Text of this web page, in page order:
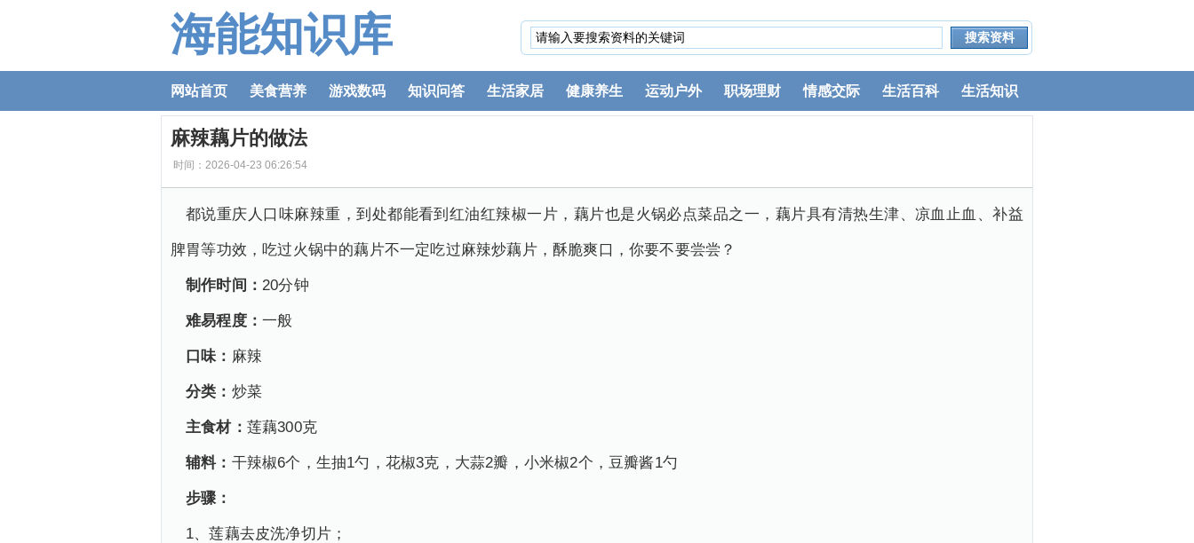
海能知识库
网站首页 美食营养 游戏数码 知识问答 生活家居 健康养生 运动户外 职场理财 情感交际 生活百科 生活知识
麻辣藕片的做法
时间：2026-04-23 06:26:54
都说重庆人口味麻辣重，到处都能看到红油红辣椒一片，藕片也是火锅必点菜品之一，藕片具有清热生津、凉血止血、补益
脾胃等功效，吃过火锅中的藕片不一定吃过麻辣炒藕片，酥脆爽口，你要不要尝尝？
制作时间： 20分钟
难易程度： 一般
口味： 麻辣
分类： 炒菜
主食材： 莲藕300克
辅料： 干辣椒6个，生抽1勺，花椒3克，大蒜2瓣，小米椒2个，豆瓣酱1勺
步骤：
1、莲藕去皮洗净切片；